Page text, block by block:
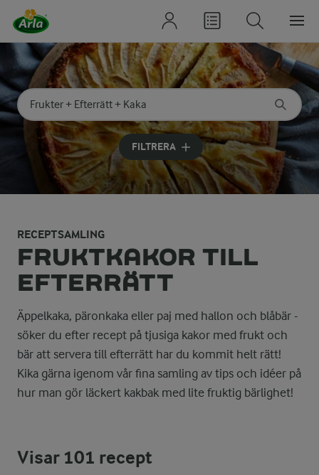
Sök på kategori eller ingrediens
Skriv in sökord för att få förslag
FILTRERA
RECEPTSAMLING
FRUKTKAKOR TILL
EFTERRÄTT
Äppelkaka, päronkaka eller paj med hallon och blåbär -
söker du efter recept på tjusiga kakor med frukt och
bär att servera till efterrätt har du kommit helt rätt!
Kika gärna igenom vår fina samling av tips och idéer på
hur man gör läckert kakbak med lite fruktig bärlighet!
Visar101 recept